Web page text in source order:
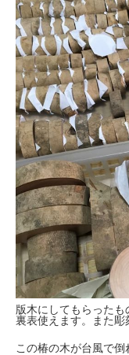
版木にしてもらったも
裏表使えます。また彫
この椿の木が台風で倒